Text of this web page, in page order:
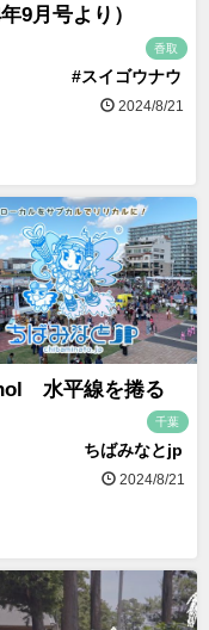
9月号より）
香取
#スイゴウナウ
2024/8/21
水平線を捲る
千葉
ちばみなとjp
2024/8/21